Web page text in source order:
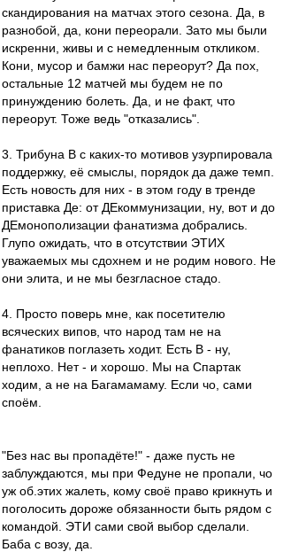
скандирования на матчах этого сезона. Да, в
разнобой, да, кони переорали. Зато мы были
искренни, живы и с немедленным откликом.
Кони, мусор и бамжи нас переорут? Да пох,
остальные 12 матчей мы будем не по
принуждению болеть. Да, и не факт, что
переорут. Тоже ведь "отказались".
3. Трибуна В с каких-то мотивов узурпировала
поддержку, её смыслы, порядок да даже темп.
Есть новость для них - в этом году в тренде
приставка Де: от ДЕкоммунизации, ну, вот и до
ДЕмонополизации фанатизма добрались.
Глупо ожидать, что в отсутствии ЭТИХ
уважаемых мы сдохнем и не родим нового. Не
они элита, и не мы безгласное стадо.
4. Просто поверь мне, как посетителю
всяческих випов, что народ там не на
фанатиков поглазеть ходит. Есть В - ну,
неплохо. Нет - и хорошо. Мы на Спартак
ходим, а не на Багамамаму. Если чо, сами
споём.
"Без нас вы пропадёте!" - даже пусть не
заблуждаются, мы при Федуне не пропали, чо
уж об.этих жалеть, кому своё право крикнуть и
поголосить дороже обязанности быть рядом с
командой. ЭТИ сами свой выбор сделали.
Баба с возу, да.